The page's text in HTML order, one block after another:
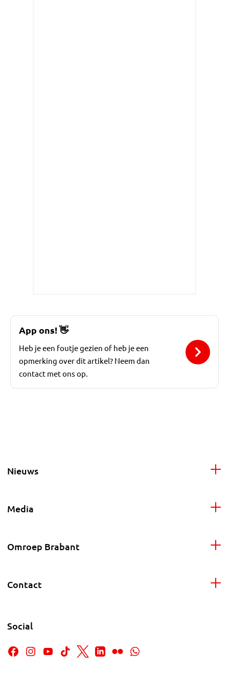
App ons!👋
Heb je een foutje gezien of heb je een
opmerking over dit artikel? Neem dan
contact met ons op.
Nieuws
Media
Omroep Brabant
Contact
Social